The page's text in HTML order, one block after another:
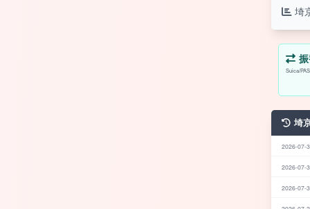
埼
Suica/
埼
2026-07-
2026-07-
2026-07-